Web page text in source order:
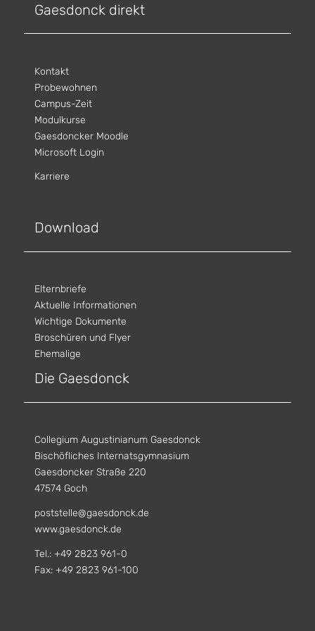
Gaesdonck direkt
Kontakt
Probewohnen
Campus-Zeit
Modulkurse
Gaesdoncker Moodle
Microsoft Login
Karriere
Download
Elternbriefe
Aktuelle Informationen
Wichtige Dokumente
Broschüren und Flyer
Ehemalige
Die Gaesdonck
Collegium Augustinianum Gaesdonck
Bischöfliches Internatsgymnasium
Gaesdoncker Straße 220
47574 Goch
poststelle@gaesdonck.de
www.gaesdonck.de
Tel.: +49 2823 961-0
Fax: +49 2823 961-100